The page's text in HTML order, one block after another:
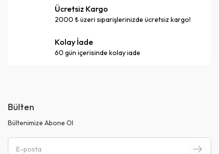
Ücretsiz Kargo
2000 ₺ üzeri siparişlerinizde ücretsiz kargo!
Kolay İade
60 gün içerisinde kolay iade
Bülten
Bültenimize Abone Ol